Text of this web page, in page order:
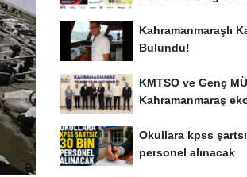
Kahramanmaraşlı
Bulundu!
KMTSO ve Genç
Kahramanmaraş
Okullara kpss
personel alınacak